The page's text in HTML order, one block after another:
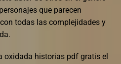
que parecen
todas las complejidades y
oxidada historias pdf gratis el